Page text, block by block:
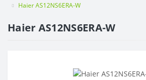
Haier AS12NS6ERA-W
Haier AS12NS6ERA-W